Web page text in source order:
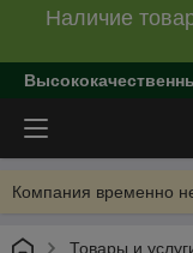
Наличие
Компания временно
Товары и